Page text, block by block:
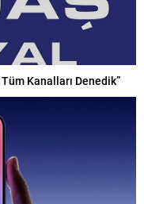
Kanalları Denedik”